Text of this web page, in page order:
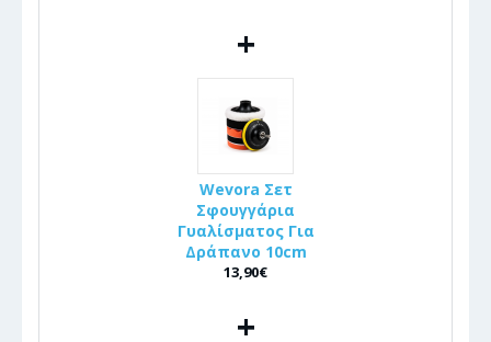
+
Wevora Σετ
Σφουγγάρια
Γυαλίσματος Για
Δράπανο 10cm
13,90€
+